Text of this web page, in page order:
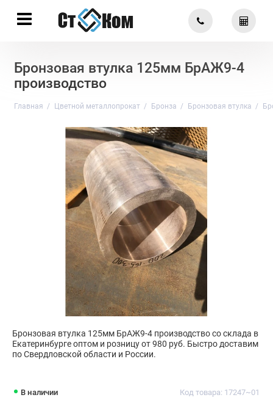
Бронзовая втулка 125мм БрАЖ9-4
производство
Главная Цветной металлопрокат Бронза Бронзовая втулка
В наличии Код товара: 17247~01
Бронзовая втулка 125мм БрАЖ9-4 производство со склада в
Екатеринбурге оптом и розницу от 980 руб. Быстро доставим
по Свердловской области и России.